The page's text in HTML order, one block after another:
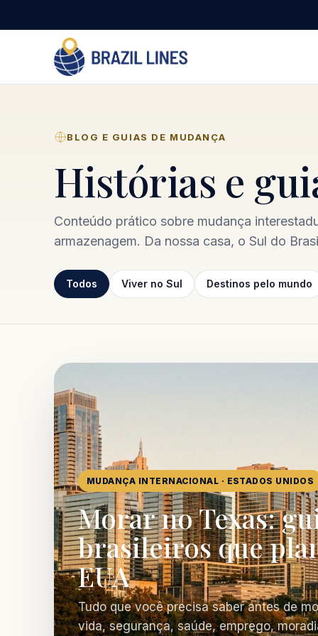
BLOG E GUIAS DE MUDANÇA
Histórias e
Conteúdo prático sobre mudança
armazenagem. Da nossa casa, o Sul do
Todos Viver no Sul Destinos pelo mundo
MUDANÇA INTERNACIONAL · ESTADOS UNIDOS
Morar no Texas:
brasileiros que
EUA
Tudo que você precisa saber antes de
vida, segurança, saúde, emprego,